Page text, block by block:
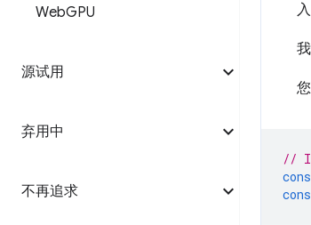
WebGPU
源试用
弃用中
不再追求
入
//